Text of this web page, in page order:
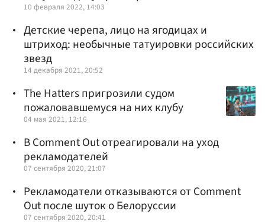
10 февраля 2022, 14:03
Детские черепа, лицо на ягодицах и
штриход: необычные татуировки российских
звезд
14 декабря 2021, 20:52
The Hatters пригрозили судом
пожаловавшемуся на них клубу
04 мая 2021, 12:16
В Comment Out отреагировали на уход
рекламодателей
07 сентября 2020, 21:07
Рекламодатели отказываются от Comment
Out после шуток о Белоруссии
07 сентября 2020, 20:41